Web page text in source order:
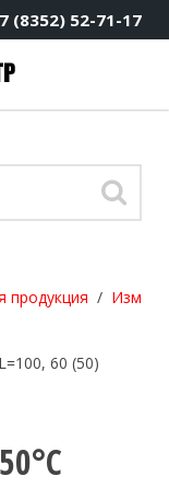
(8352) 52-71-17
продукция